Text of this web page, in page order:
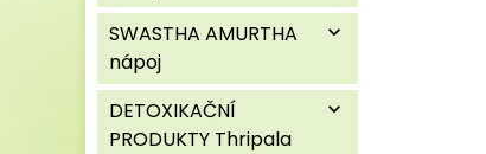
SWASTHA AMURTHA
nápoj
expand_more
DETOXIKAČNÍ
PRODUKTY Thripala
expand_more